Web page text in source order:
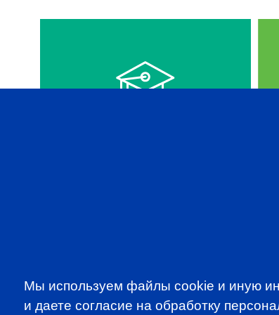
Мы используем файлы cookie и иную
и даете согласие на обработку